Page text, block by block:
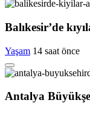
Balıkesir’de
Yaşam 14 saat önce
Antalya